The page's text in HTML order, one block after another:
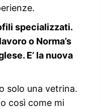
specializzati.
o Norma’s
E’ la nuova
solo una vetrina.
così come mi